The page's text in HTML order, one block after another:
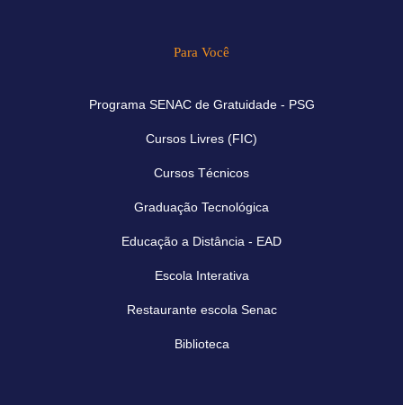
Para Você
Programa SENAC de Gratuidade - PSG
Cursos Livres (FIC)
Cursos Técnicos
Graduação Tecnológica
Educação a Distância - EAD
Escola Interativa
Restaurante escola Senac
Biblioteca